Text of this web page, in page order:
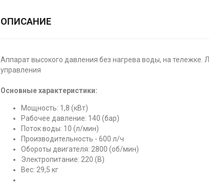
ОПИСАНИЕ
Аппарат высокого давления без нагрева воды, на тележке.
управления
Основные характеристики:
Мощность: 1,8 (кВт)
Рабочее давление: 140 (бар)
Поток воды: 10 (л/мин)
Производительность - 600 л/ч
Обороты двигателя: 2800 (об/мин)
Электропитание: 220 (В)
Вес: 29,5 кг